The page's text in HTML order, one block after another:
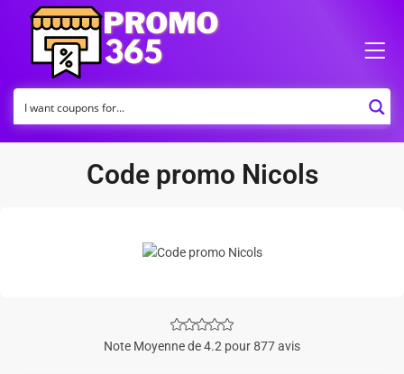
Code promo Nicols
Note Moyenne de 4.2 pour 877 avis